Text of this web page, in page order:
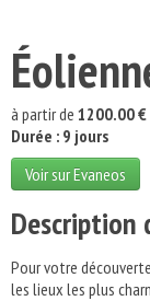
à partir de 1200.00 €
Durée : 9 jours
Voir sur Evaneos
Description
Pour votre
les lieux les plus